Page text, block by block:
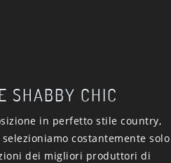
SHABBY CHIC
in perfetto stile country,
costantemente solo
dei migliori produttori di